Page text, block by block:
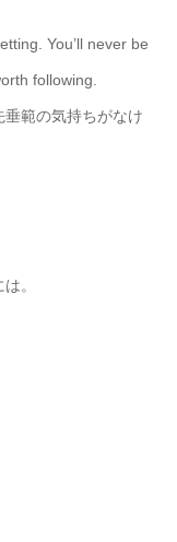
You’ll never be
following.
垂範の気持ちがなけ
。